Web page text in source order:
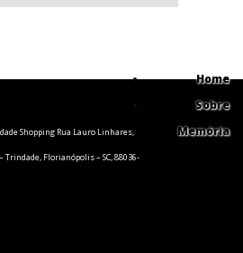
Home
Sobre
Memória
Shopping Rua Lauro Linhares,
Trindade, Florianópolis – SC, 88036-